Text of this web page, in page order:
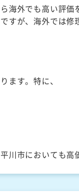
海外でも高い評価
が、海外では修
ます。特に、
川市においても高